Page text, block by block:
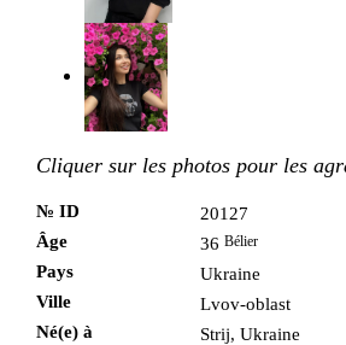
Cliquer sur les photos pour les
№ ID
20127
Âge
36 Bélier
Pays
Ukraine
Ville
Lvov-oblast
Né(e) à
Strij, Ukraine